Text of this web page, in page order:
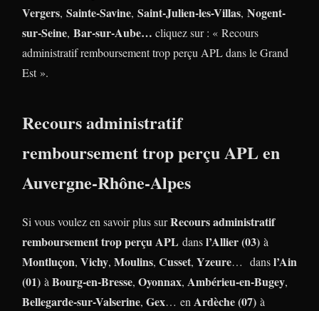
Vergers, Sainte-Savine, Saint-Julien-les-Villas, Nogent-
sur-Seine, Bar-sur-Aube… cliquez sur : « Recours
administratif remboursement trop perçu APL dans le Grand
Est ».
Recours administratif
remboursement trop perçu APL en
Auvergne-Rhône-Alpes
Si vous voulez en savoir plus surRecours administratif
remboursement trop perçu APL dansl’Allier (03) à
Montluçon, Vichy, Moulins, Cusset, Yzeure… dansl’Ain
(01) à Bourg-en-Bresse, Oyonnax, Ambérieu-en-Bugey,
Bellegarde-sur-Valserine, Gex… en Ardèche (07) à